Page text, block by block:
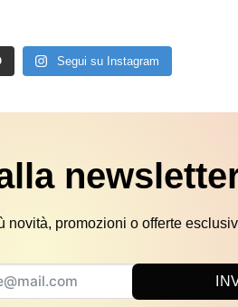
Segui su Instagram
novità, promozioni o offerte